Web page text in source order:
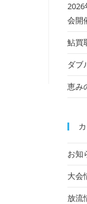
2026
会開
鮎買
ダブ
恵み
お知
大会
放流